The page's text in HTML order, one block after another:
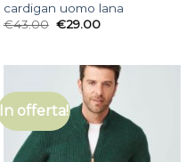
cardigan uomo lana
€43.00 €29.00
In offerta!